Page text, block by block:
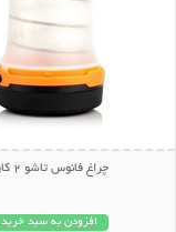
چراغ فانوس تاشو 2 کاره
افزودن به سبد خرید